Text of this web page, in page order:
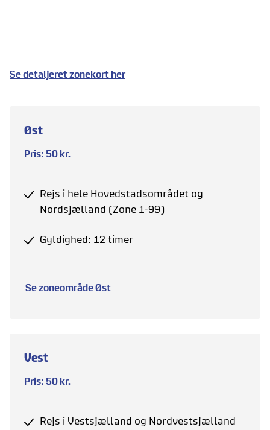
Se detaljeret zonekort her
Øst
Pris: 50 kr.
Rejs i hele Hovedstadsområdet og
Nordsjælland (Zone 1-99)
Gyldighed: 12 timer
Se zoneområde Øst
Vest
Pris: 50 kr.
Rejs i Vestsjælland og Nordvestsjælland